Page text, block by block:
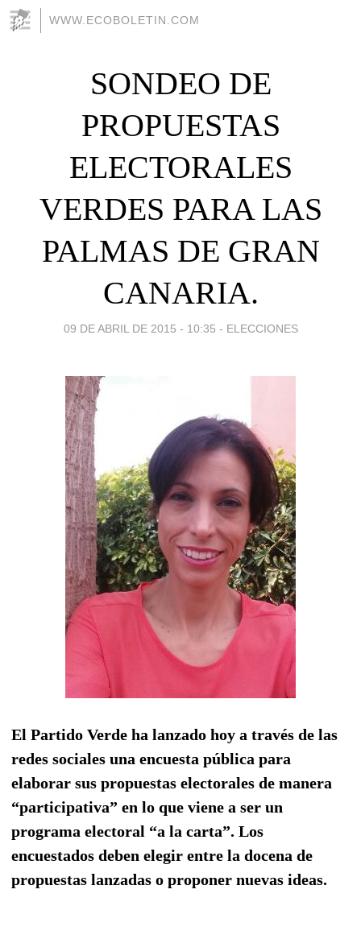
WWW.ECOBOLETIN.COM
SONDEO DE
PROPUESTAS
ELECTORALES
VERDES PARA LAS
PALMAS DE GRAN
CANARIA.
09 DE ABRIL DE 2015 - 10:35 - ELECCIONES
El Partido Verde ha lanzado hoy a través de las
redes sociales una encuesta pública para
elaborar sus propuestas electorales de manera
“participativa” en lo que viene a ser un
programa electoral “a la carta”. Los
encuestados deben elegir entre la docena de
propuestas lanzadas o proponer nuevas ideas.